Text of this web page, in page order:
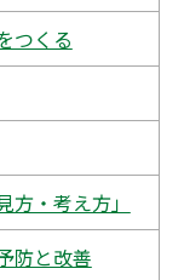
つくる
方・考え方」
防と改善